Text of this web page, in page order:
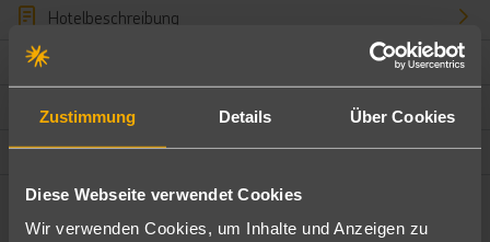
Zustimmung Details Über Cookies
Diese Webseite verwendet Cookies
Wir verwenden Cookies, um Inhalte und Anzeigen zu
Hotelbeschreibung
Hotelmerkmale
Bewertungen
Lage und Umgebung
Angebote filtern